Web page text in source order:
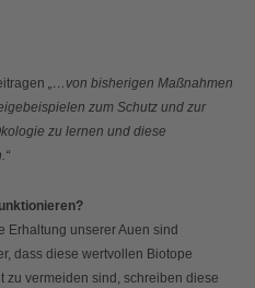
„…von bisherigen Maßnahmen
zum Schutz und zur
zu lernen und diese
Erhaltung unserer Auen sind
dass diese wertvollen Biotope
zu vermeiden sind, schreiben diese